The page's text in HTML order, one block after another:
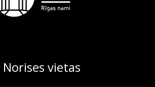
Norises vietas